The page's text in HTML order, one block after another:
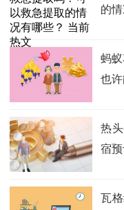
的
蚂
也
热
宿
瓦